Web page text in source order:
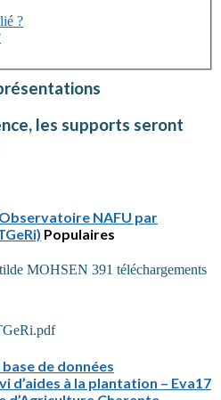
?
les supports seront
NAFU par
Populaires
MOHSEN 391 téléchargements
de données
d’aides à la plantation – Eva17